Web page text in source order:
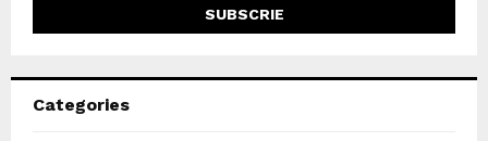
Categories